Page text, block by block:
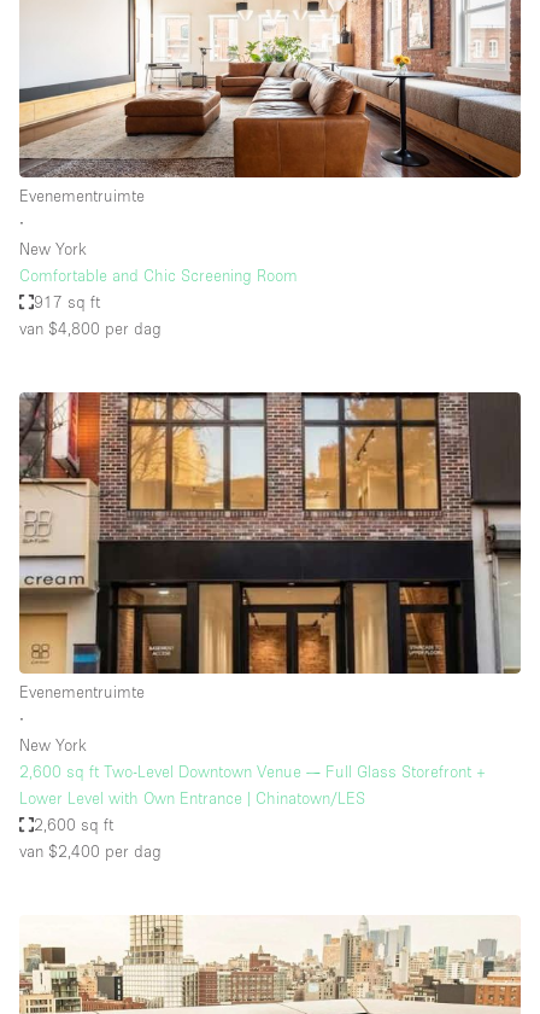
Evenementruimte
∙
New York
Comfortable and Chic Screening Room
917 sq ft
van $4,800 per dag
Evenementruimte
∙
New York
2,600 sq ft Two-Level Downtown Venue — Full Glass Storefront +
Lower Level with Own Entrance | Chinatown/LES
2,600 sq ft
van $2,400 per dag